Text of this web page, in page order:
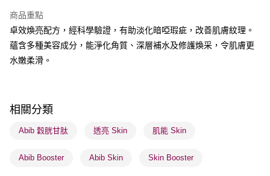
送貨方式
順豐自助櫃 - 確認發貨後1-3個工作天送達
每筆HK$65.00，滿HK$300.00或以上免運費
每筆HK$65.00，滿HK$300.00或以上免運費
確認發貨後1-3 工作天送達，訂單將隨機分配至SF順豐速運或京東
每筆HK$65.00，滿HK$300.00或以上免運費
商品重點
卓效煥亮配方，經科學驗證，有助淡化暗啞瑕疵，改善肌膚紋理。
蘊含多種美容成分，能淨化角質、深層補水及修護煥采，令肌膚更
水嫩柔滑。
相關分類
Abib 穀胱甘肽 透亮 Skin 肌能 Skin
Abib Booster Abib Skin Skin Booster